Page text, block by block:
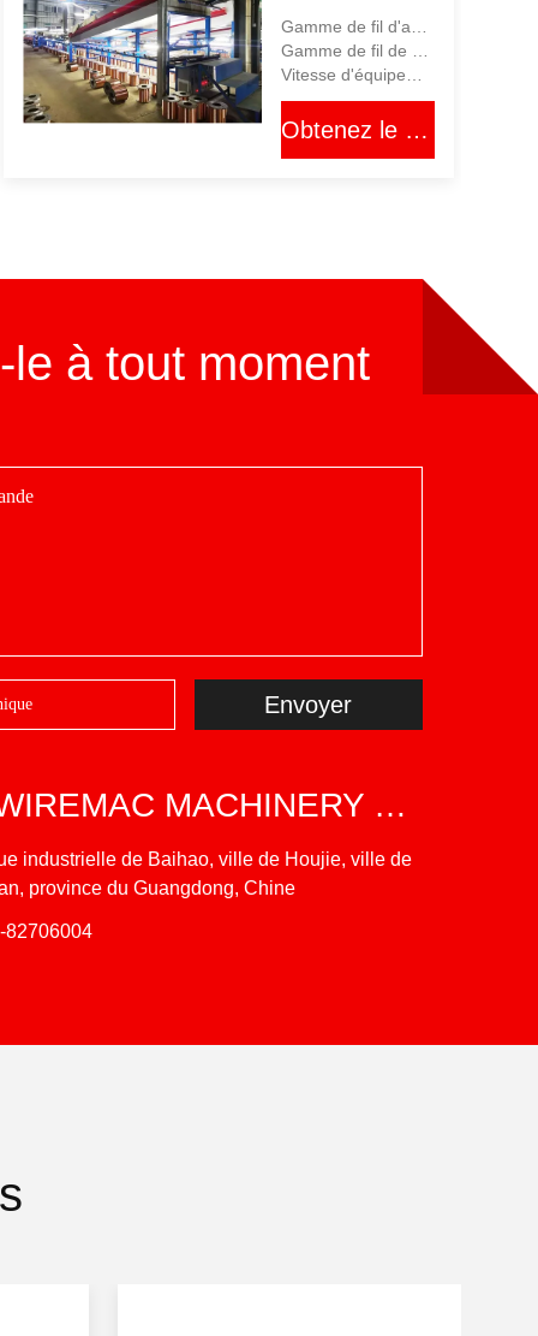
3500kg et
l'équipement de
câble
Obtenez le meilleur prix
le à tout moment
Envoyer
DONGGUAN WIREMAC MACHINERY EQPT. CO., LTD.
industrielle de Baihao, ville de Houjie, ville de
province du Guangdong, Chine
82706004